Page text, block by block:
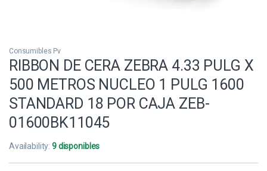
Consumibles Pv
RIBBON DE CERA ZEBRA 4.33 PULG X
500 METROS NUCLEO 1 PULG 1600
STANDARD 18 POR CAJA ZEB-
01600BK11045
Availability:9 disponibles